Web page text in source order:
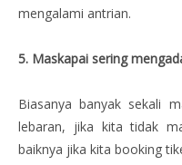
mengalami antrian.
5. Maskapai sering
Biasanya banyak sekali
lebaran, jika kita tidak
baiknya jika kita booking